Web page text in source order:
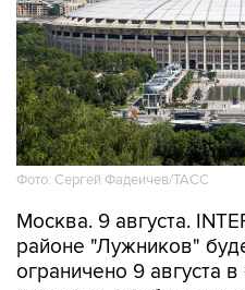
Фото: Сергей Фадеичев/ТАСС
Москва. 9 августа.
ограничено 9 августа
концерта, сообщили в
транспорта.